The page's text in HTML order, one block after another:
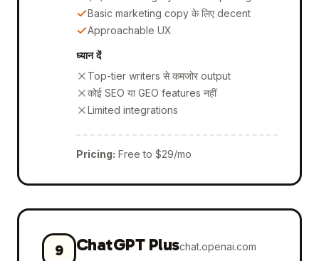
Basic marketing copy के लिए decent
Approachable UX
ध्यान दें
Top-tier writers से कमजोर output
कोई SEO या GEO features नहीं
Limited integrations
Pricing: Free to $29/mo
9 ChatGPT Pluschat.openai.com